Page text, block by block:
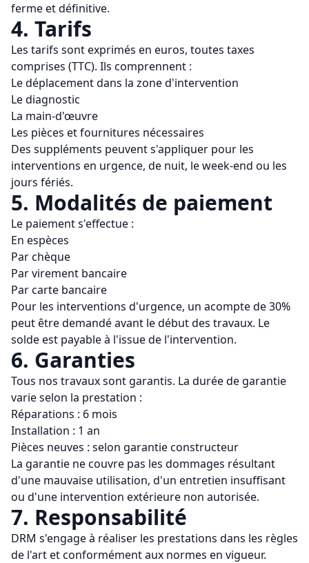
ferme et définitive.
4. Tarifs
Les tarifs sont exprimés en euros, toutes taxes
comprises (TTC). Ils comprennent :
Le déplacement dans la zone d'intervention
Le diagnostic
La main-d'œuvre
Les pièces et fournitures nécessaires
Des suppléments peuvent s'appliquer pour les
interventions en urgence, de nuit, le week-end ou les
jours fériés.
5. Modalités de paiement
Le paiement s'effectue :
En espèces
Par chèque
Par virement bancaire
Par carte bancaire
Pour les interventions d'urgence, un acompte de 30%
peut être demandé avant le début des travaux. Le
solde est payable à l'issue de l'intervention.
6. Garanties
Tous nos travaux sont garantis. La durée de garantie
varie selon la prestation :
Réparations : 6 mois
Installation : 1 an
Pièces neuves : selon garantie constructeur
La garantie ne couvre pas les dommages résultant
d'une mauvaise utilisation, d'un entretien insuffisant
ou d'une intervention extérieure non autorisée.
7. Responsabilité
DRM s'engage à réaliser les prestations dans les règles
de l'art et conformément aux normes en vigueur.